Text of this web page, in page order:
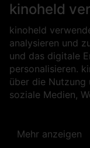
kinoheld
kinoheld
analysieren und
und das digitale
personalisieren.
über die Nutzung
soziale Medien,
Mehr anzeigen